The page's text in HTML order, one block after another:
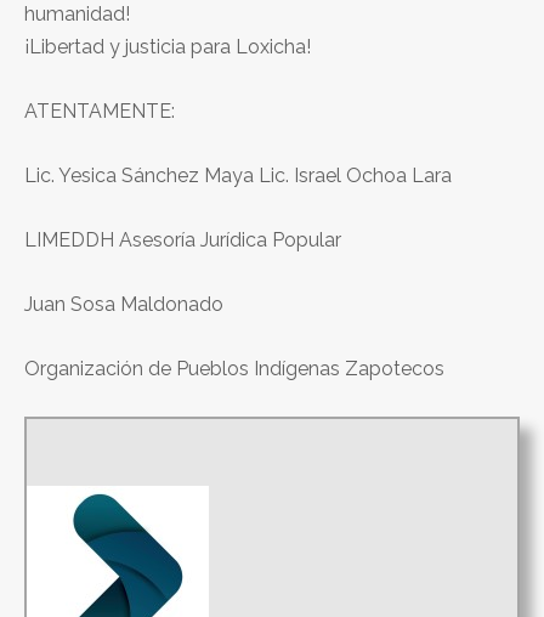
humanidad!
¡Libertad y justicia para Loxicha!
ATENTAMENTE:
Lic. Yesica Sánchez Maya Lic. Israel Ochoa Lara
LIMEDDH Asesoría Jurídica Popular
Juan Sosa Maldonado
Organización de Pueblos Indígenas Zapotecos